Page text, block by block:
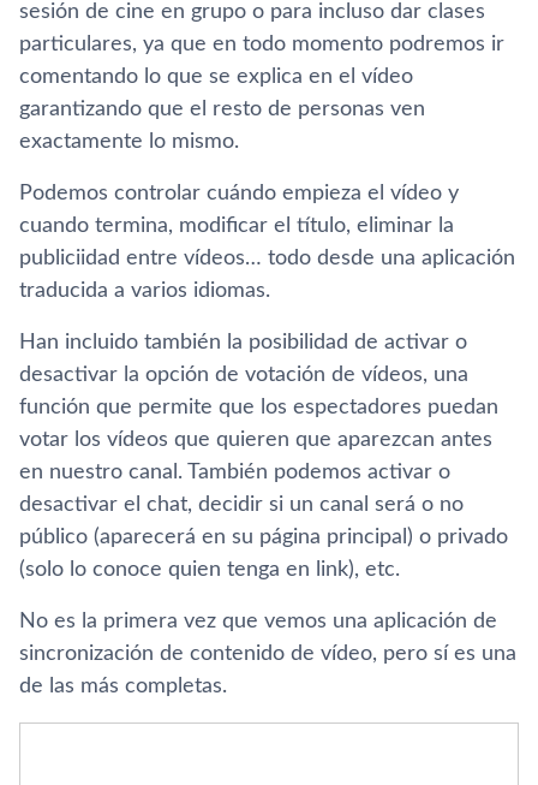
sesión de cine en grupo o para incluso dar clases
particulares, ya que en todo momento podremos ir
comentando lo que se explica en el ví­deo
garantizando que el resto de personas ven
exactamente lo mismo.
Podemos controlar cuándo empieza el ví­deo y
cuando termina, modificar el tí­tulo, eliminar la
publiciidad entre ví­deos… todo desde una aplicación
traducida a varios idiomas.
Han incluido también la posibilidad de activar o
desactivar la opción de votación de ví­deos, una
función que permite que los espectadores puedan
votar los ví­deos que quieren que aparezcan antes
en nuestro canal. También podemos activar o
desactivar el chat, decidir si un canal será o no
público (aparecerá en su página principal) o privado
(solo lo conoce quien tenga en link), etc.
No es la primera vez que vemos una aplicación de
sincronización de contenido de ví­deo, pero sí­ es una
de las más completas.